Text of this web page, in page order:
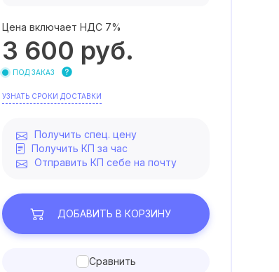
Цена включает НДС 7%
3 600 руб.
ПОД ЗАКАЗ
УЗНАТЬ СРОКИ ДОСТАВКИ
Получить спец. цену
Получить КП за час
Отправить КП себе на почту
ДОБАВИТЬ В КОРЗИНУ
Сравнить